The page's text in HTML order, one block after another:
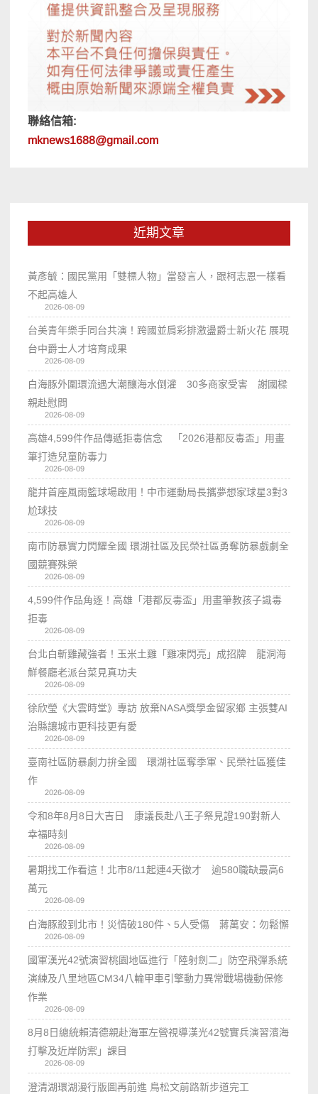
聯絡信箱:
mknews1688@gmail.com
近期文章
黃彥毓：國民黨用「雙標人物」當發言人，跟柯志恩一樣看
不起高雄人
2026-08-09
台美青年樂手同台共演！跨國並肩彩排激盪爵士新火花 展現
台中爵士人才培育成果
2026-08-09
白海豚外圍環流遇大潮釀海水倒灌 30多商家受害 謝國樑
親赴慰問
2026-08-09
高雄4,599件作品傳遞拒毒信念 「2026港都反毒盃」用畫
筆打造兒童防毒力
2026-08-09
龍井首座風雨籃球場啟用！中市運動局長攜夢想家球星3對3
尬球技
2026-08-09
南市防暴實力閃耀全國 環湖社區及民榮社區勇奪防暴戲劇全
國競賽殊榮
2026-08-09
4,599件作品角逐！高雄「港都反毒盃」用畫筆教孩子識毒
拒毒
2026-08-09
台北白斬雞藏強者！玉米土雞「雞凍閃亮」成招牌 龍洞海
鮮餐廳老派台菜見真功夫
2026-08-09
徐欣瑩《大雲時堂》專訪 放棄NASA獎學金留家鄉 主張雙AI
治縣讓城市更科技更有愛
2026-08-09
臺南社區防暴劇力拚全國 環湖社區奪季軍、民榮社區獲佳
作
2026-08-09
令和8年8月8日大吉日 康議長赴八王子祭見證190對新人
幸福時刻
2026-08-09
暑期找工作看這！北市8/11起連4天徵才 逾580職缺最高6
萬元
2026-08-09
白海豚殺到北市！災情破180件、5人受傷 蔣萬安：勿鬆懈
2026-08-09
國軍漢光42號演習桃園地區進行「陸射劍二」防空飛彈系統
演練及八里地區CM34八輪甲車引擎動力異常戰場機動保修
作業
2026-08-09
8月8日總統賴清德親赴海軍左營視導漢光42號實兵演習濱海
打擊及近岸防禦」課目
2026-08-09
澄清湖環湖漫行版圖再前進 鳥松文前路新步道完工